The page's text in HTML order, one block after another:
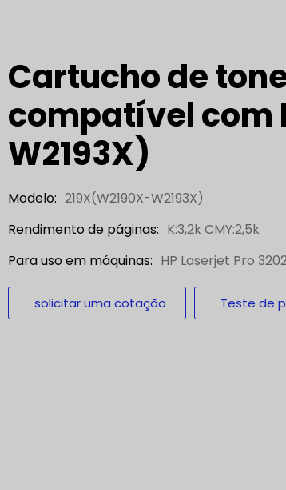
Cartucho de
compatível com
W2193X)
Modelo: 219X(W2190X-W2193X)
Rendimento de páginas: K:3,2k CMY:2,5k
Para uso em máquinas: HP Laserjet Pro
solicitar uma cotação Teste de